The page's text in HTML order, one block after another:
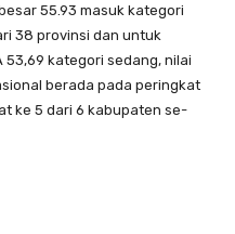
55.93 masuk kategori
38 provinsi dan untuk
53,69 kategori sedang, nilai
berada pada peringkat
ke 5 dari 6 kabupaten se-